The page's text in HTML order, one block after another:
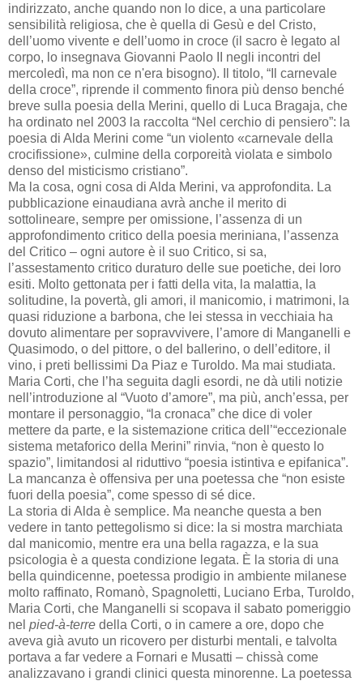
indirizzato, anche quando non lo dice, a una particolare
sensibilità religiosa, che è quella di Gesù e del Cristo,
dell’uomo vivente e dell’uomo in croce (il sacro è legato al
corpo, lo insegnava Giovanni Paolo II negli incontri del
mercoledì, ma non ce n'era bisogno). Il titolo, “Il carnevale
della croce”, riprende il commento finora più denso benché
breve sulla poesia della Merini, quello di Luca Bragaja, che
ha ordinato nel 2003 la raccolta “Nel cerchio di pensiero”: la
poesia di Alda Merini come “un violento «carnevale della
crocifissione», culmine della corporeità violata e simbolo
denso del misticismo cristiano”.
Ma la cosa, ogni cosa di Alda Merini, va approfondita. La
pubblicazione einaudiana avrà anche il merito di
sottolineare, sempre per omissione, l’assenza di un
approfondimento critico della poesia meriniana, l’assenza
del Critico – ogni autore è il suo Critico, si sa,
l’assestamento critico duraturo delle sue poetiche, dei loro
esiti. Molto gettonata per i fatti della vita, la malattia, la
solitudine, la povertà, gli amori, il manicomio, i matrimoni, la
quasi riduzione a barbona, che lei stessa in vecchiaia ha
dovuto alimentare per sopravvivere, l’amore di Manganelli e
Quasimodo, o del pittore, o del ballerino, o dell’editore, il
vino, i preti bellissimi Da Piaz e Turoldo. Ma mai studiata.
Maria Corti, che l’ha seguita dagli esordi, ne dà utili notizie
nell’introduzione al “Vuoto d’amore”, ma più, anch’essa, per
montare il personaggio, “la cronaca” che dice di voler
mettere da parte, e la sistemazione critica dell’“eccezionale
sistema metaforico della Merini” rinvia, “non è questo lo
spazio”, limitandosi al riduttivo “poesia istintiva e epifanica”.
La mancanza è offensiva per una poetessa che “non esiste
fuori della poesia”, come spesso di sé dice.
La storia di Alda è semplice. Ma neanche questa a ben
vedere in tanto pettegolismo si dice: la si mostra marchiata
dal manicomio, mentre era una bella ragazza, e la sua
psicologia è a questa condizione legata. È la storia di una
bella quindicenne, poetessa prodigio in ambiente milanese
molto raffinato, Romanò, Spagnoletti, Luciano Erba, Turoldo,
Maria Corti, che Manganelli si scopava il sabato pomeriggio
nel pied-à-terre della Corti, o in camere a ore, dopo che
aveva già avuto un ricovero per disturbi mentali, e talvolta
portava a far vedere a Fornari e Musatti – chissà come
analizzavano i grandi clinici questa minorenne. La poetessa